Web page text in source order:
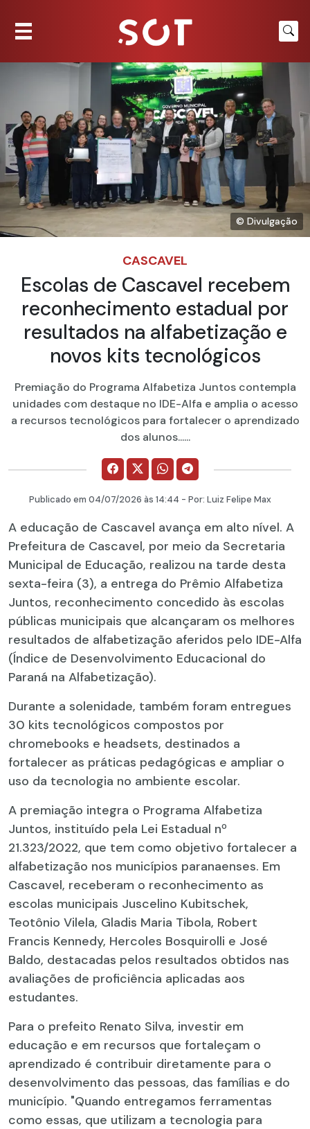
© Divulgação
CASCAVEL
Escolas de Cascavel recebem
reconhecimento estadual por
resultados na alfabetização e
novos kits tecnológicos
Premiação do Programa Alfabetiza Juntos contempla
unidades com destaque no IDE-Alfa e amplia o acesso
a recursos tecnológicos para fortalecer o aprendizado
dos alunos......
Publicado em 04/07/2026 às 14:44 - Por: Luiz Felipe Max
A educação de Cascavel avança em alto nível. A
Prefeitura de Cascavel, por meio da Secretaria
Municipal de Educação, realizou na tarde desta
sexta-feira (3), a entrega do Prêmio Alfabetiza
Juntos, reconhecimento concedido às escolas
públicas municipais que alcançaram os melhores
resultados de alfabetização aferidos pelo IDE-Alfa
(Índice de Desenvolvimento Educacional do
Paraná na Alfabetização).
Durante a solenidade, também foram entregues
30 kits tecnológicos compostos por
chromebooks e headsets, destinados a
fortalecer as práticas pedagógicas e ampliar o
uso da tecnologia no ambiente escolar.
A premiação integra o Programa Alfabetiza
Juntos, instituído pela Lei Estadual nº
21.323/2022, que tem como objetivo fortalecer a
alfabetização nos municípios paranaenses. Em
Cascavel, receberam o reconhecimento as
escolas municipais Juscelino Kubitschek,
Teotônio Vilela, Gladis Maria Tibola, Robert
Francis Kennedy, Hercoles Bosquirolli e José
Baldo, destacadas pelos resultados obtidos nas
avaliações de proficiência aplicadas aos
estudantes.
Para o prefeito Renato Silva, investir em
educação e em recursos que fortaleçam o
aprendizado é contribuir diretamente para o
desenvolvimento das pessoas, das famílias e do
município. "Quando entregamos ferramentas
como essas, que utilizam a tecnologia para